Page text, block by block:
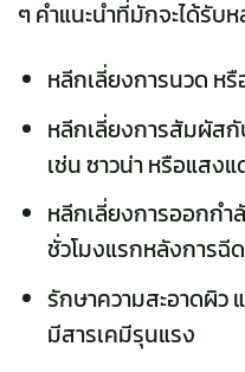
ๆ คำแนะนำที่มักจะได้รับ
หลีกเลี่ยงการนวด ห
หลีกเลี่ยงการสัมผัส
เช่น ซาวน่า หรือแสง
หลีกเลี่ยงการออกกำ
ชั่วโมงแรกหลังการฉีด
รักษาความสะอาดผิว
มีสารเคมีรุนแรง